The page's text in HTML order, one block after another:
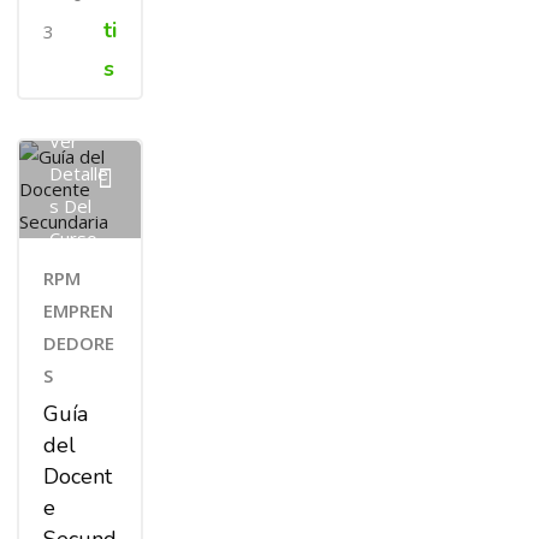
3
ti
s
Ver
Detalle
S Del
Curso
RPM
EMPREN
DEDORE
S
Guía
del
Docent
e